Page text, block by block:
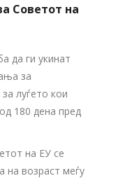
Советот на
да ги укинат
за
луѓето кои
180 дена пред
на ЕУ се
на возраст меѓу